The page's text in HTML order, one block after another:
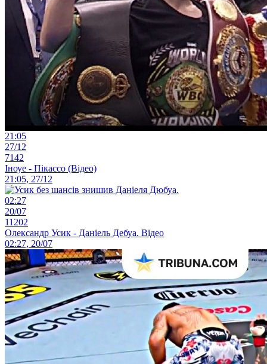
21:05
27/12
7142
Іноуе - Пікассо (Відео)
21:05, 27/12
02:27
20/07
11202
Олександр Усик - Даніель Дебуа. Відео
02:27, 20/07